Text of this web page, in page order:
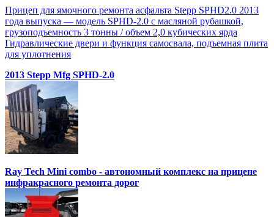
Прицеп для ямочного ремонта асфальта Stepp SPHD2.0 2013
года выпуска — модель SPHD-2.0 с масляной рубашкой,
грузоподъемность 3 тонны / объем 2,0 кубических ярда
Гидравлические двери и функция самосвала, подъемная плита
для уплотнения
2013 Stepp Mfg SPHD-2.0
Ray Tech Mini combo - автономный комплекс на прицепе
инфракрасного ремонта дорог